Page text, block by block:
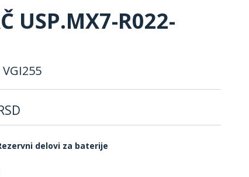
USP.MX7-R022-
VGI255
delovi za baterije